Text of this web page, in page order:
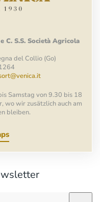
e C. S.S. Società Agricola
del Collio (Go)
Samstag von 9.30 bis 18
wo wir zusätzlich auch am
bleiben.